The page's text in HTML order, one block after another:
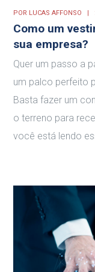
POR LUCAS AFFONSO
Como um
sua empresa?
Quer um passo a
um palco perfeito
Basta fazer um
o terreno para
você está lendo